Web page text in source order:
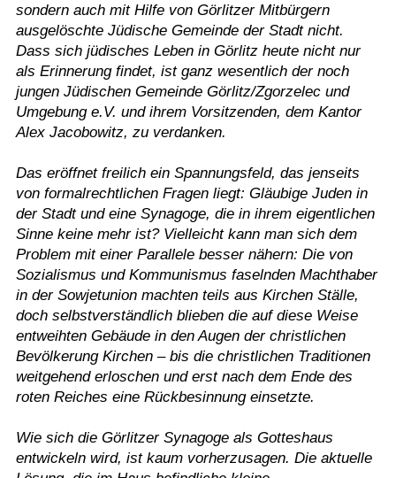
sondern auch mit Hilfe von Görlitzer Mitbürgern
ausgelöschte Jüdische Gemeinde der Stadt nicht.
Dass sich jüdisches Leben in Görlitz heute nicht nur
als Erinnerung findet, ist ganz wesentlich der noch
jungen Jüdischen Gemeinde Görlitz/Zgorzelec und
Umgebung e.V. und ihrem Vorsitzenden, dem Kantor
Alex Jacobowitz, zu verdanken.
Das eröffnet freilich ein Spannungsfeld, das jenseits
von formalrechtlichen Fragen liegt: Gläubige Juden in
der Stadt und eine Synagoge, die in ihrem eigentlichen
Sinne keine mehr ist? Vielleicht kann man sich dem
Problem mit einer Parallele besser nähern: Die von
Sozialismus und Kommunismus faselnden Machthaber
in der Sowjetunion machten teils aus Kirchen Ställe,
doch selbstverständlich blieben die auf diese Weise
entweihten Gebäude in den Augen der christlichen
Bevölkerung Kirchen – bis die christlichen Traditionen
weitgehend erloschen und erst nach dem Ende des
roten Reiches eine Rückbesinnung einsetzte.
Wie sich die Görlitzer Synagoge als Gotteshaus
entwickeln wird, ist kaum vorherzusagen. Die aktuelle